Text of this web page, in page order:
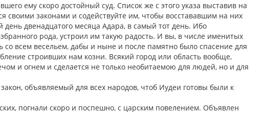
ему скоро достойный суд. Список же с этого указа выставив на
своими законами и содействуйте им, чтобы восстававшим на них
двенадцатого месяца Адара, в самый тот день. Ибо
рода, устроил им такую радость. И вы, в числе именитых
всем весельем, дабы и ныне и после памятно было спасение для
строивших нам козни. Всякий город или область вообще,
и огнем и сделается не только необитаемою для людей, но и для
закон, объявляемый для всех народов, чтоб Иудеи готовы были к
погнали скоро и поспешно, с царским повелением. Объявлен